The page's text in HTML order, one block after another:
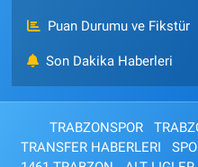
Puan Durumu ve Fikstür
Son Dakika Haberleri
TRABZONSPOR
TRANSFER HABERLERI